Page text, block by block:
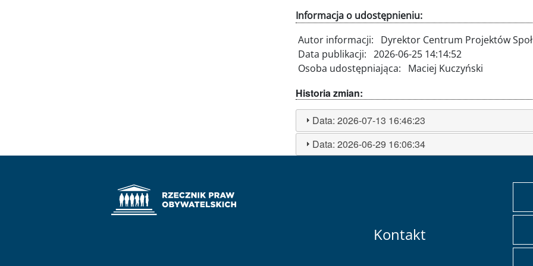
Informacja o udostępnieniu:
Autor informacji:
Dyrektor Centrum Projektów
Data publikacji: 2026-06-25 14:14:52
Osoba udostępniająca:
Maciej Kuczyński
Historia zmian:
Data:2026-07-13 16:46:23
Data:2026-06-29 16:06:34
Kontakt